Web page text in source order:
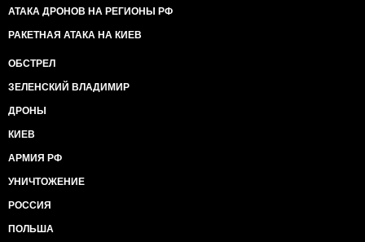
АТАКА ДРОНОВ НА РЕГИОНЫ РФ
РАКЕТНАЯ АТАКА НА КИЕВ
ОБСТРЕЛ
ЗЕЛЕНСКИЙ ВЛАДИМИР
ДРОНЫ
КИЕВ
АРМИЯ РФ
УНИЧТОЖЕНИЕ
РОССИЯ
ПОЛЬША